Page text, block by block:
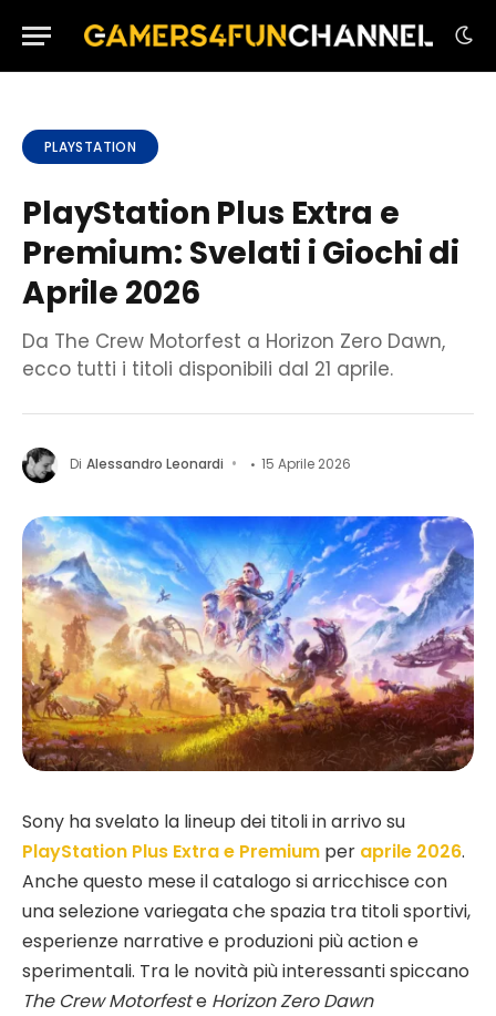
PLAYSTATION
PlayStation Plus Extra e
Premium: Svelati i Giochi di
Aprile 2026
Da The Crew Motorfest a Horizon Zero Dawn,
ecco tutti i titoli disponibili dal 21 aprile.
Di Alessandro Leonardi 15 Aprile 2026
Sony ha svelato la lineup dei titoli in arrivo su
PlayStation Plus Extra e Premium per aprile 2026.
Anche questo mese il catalogo si arricchisce con
una selezione variegata che spazia tra titoli sportivi,
esperienze narrative e produzioni più action e
sperimentali. Tra le novità più interessanti spiccano
The Crew Motorfeste Horizon Zero Dawn